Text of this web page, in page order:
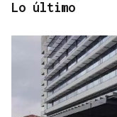
Lo último